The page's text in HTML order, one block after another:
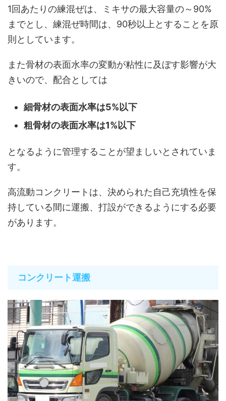
1回あたりの練混ぜは、ミキサの最大容量の～90%
までとし、練混ぜ時間は、90秒以上とすることを原
則としています。
また骨材の表面水率の変動が粘性に及ぼす影響が大
きいので、配合としては
細骨材の表面水率は5%以下
粗骨材の表面水率は1%以下
となるように管理することが望ましいとされていま
す。
高流動コンクリートは、決められた自己充填性を保
持している間に運搬、打設ができるようにする必要
があります。
コンクリート運搬